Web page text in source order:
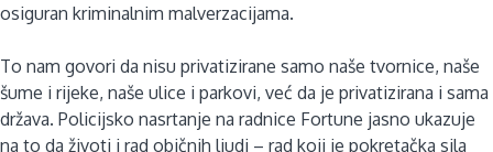
osiguran kriminalnim malverzacijama.
To nam govori da nisu privatizirane samo naše tvornice, naše
šume i rijeke, naše ulice i parkovi, već da je privatizirana i sama
država. Policijsko nasrtanje na radnice Fortune jasno ukazuje
na to da životi i rad običnih ljudi – rad koji je pokretačka sila